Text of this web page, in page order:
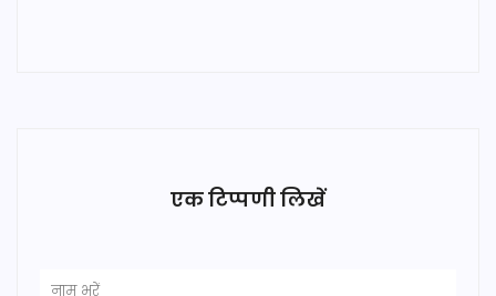
एक टिप्पणी लिखें